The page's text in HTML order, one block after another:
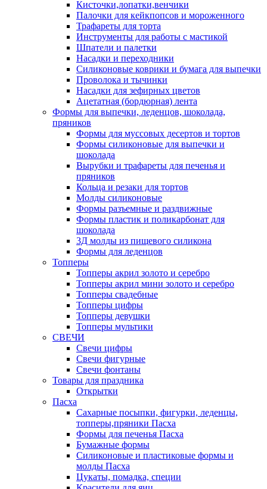
Кисточки,лопатки,венчики
Палочки для кейкпопсов и мороженного
Трафареты для торта
Инструменты для работы с мастикой
Шпатели и палетки
Насадки и переходники
Силиконовые коврики и бумага для выпечки
Проволока и тычинки
Насадки для зефирных цветов
Ацетатная (бордюрная) лента
Формы для выпечки, леденцов, шоколада,
пряников
Формы для муссовых десертов и тортов
Формы силиконовые для выпечки и
шоколада
Вырубки и трафареты для печенья и
пряников
Кольца и резаки для тортов
Молды силиконовые
Формы разъемные и раздвижные
Формы пластик и поликарбонат для
шоколада
3Д молды из пищевого силикона
Формы для леденцов
Топперы
Топперы акрил золото и серебро
Топперы акрил мини золото и серебро
Топперы свадебные
Топперы цифры
Топперы девушки
Топперы мультики
СВЕЧИ
Свечи цифры
Свечи фигурные
Свечи фонтаны
Товары для праздника
Открытки
Пасха
Сахарные посыпки, фигурки, леденцы,
топперы,пряники Пасха
Формы для печенья Пасха
Бумажные формы
Силиконовые и пластиковые формы и
молды Пасха
Цукаты, помадка, специи